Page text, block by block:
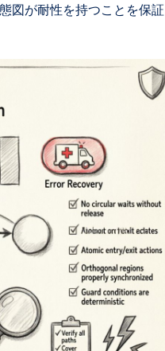
図が耐性を持つことを保証